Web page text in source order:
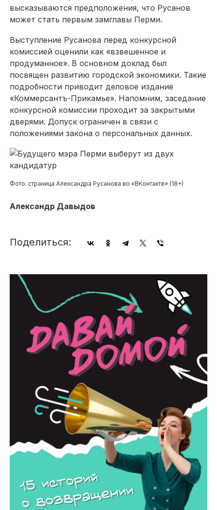
высказываются предположения, что Русанов
может стать первым замглавы Перми.
Выступление Русанова перед конкурсной
комиссией оценили как «взвешенное и
продуманное». В основном доклад был
посвящен развитию городской экономики. Такие
подробности приводит деловое издание
«Коммерсантъ-Прикамье». Напомним, заседание
конкурсной комиссии проходит за закрытыми
дверями. Допуск ограничен в связи с
положениями закона о персональных данных.
Фото: страница Александра Русанова во «ВКонтакте» (18+)
Александр Давыдов
Поделиться: